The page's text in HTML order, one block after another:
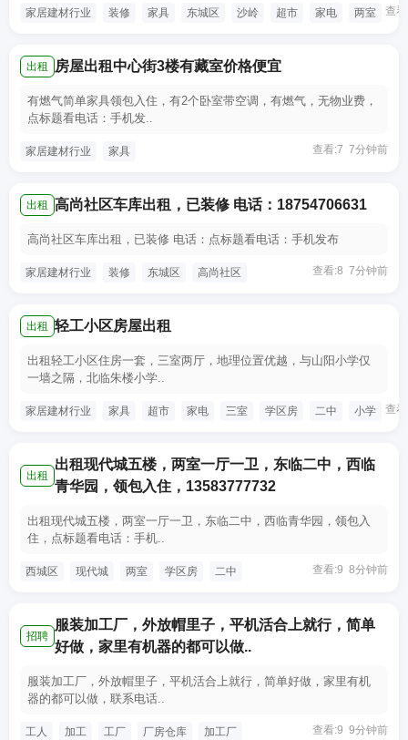
家居建材行业 装修 家具 东城区 沙岭 超市 家电 两室 查
出租 房屋出租中心街3楼有藏室价格便宜
有燃气简单家具领包入住，有2个卧室带空调，有燃气，无物业费，
点标题看电话：手机发..
家居建材行业 家具 查看:7 7分钟前
出租 高尚社区车库出租，已装修 电话：18754706631
高尚社区车库出租，已装修 电话：点标题看电话：手机发布
家居建材行业 装修 东城区 高尚社区 查看:8 7分钟前
出租 轻工小区房屋出租
出租轻工小区住房一套，三室两厅，地理位置优越，与山阳小学仅
一墙之隔，北临朱楼小学..
家居建材行业 家具 超市 家电 三室 学区房 二中 小学 查
出租
出租现代城五楼，两室一厅一卫，东临二中，西临
青华园，领包入住，13583777732
出租现代城五楼，两室一厅一卫，东临二中，西临青华园，领包入
住，点标题看电话：手机..
西城区 现代城 两室 学区房 二中 查看:9 8分钟前
招聘
服装加工厂，外放帽里子，平机活合上就行，简单
好做，家里有机器的都可以做..
服装加工厂，外放帽里子，平机活合上就行，简单好做，家里有机
器的都可以做，联系电话..
工人 加工 工厂 厂房仓库 加工厂 查看:9 9分钟前